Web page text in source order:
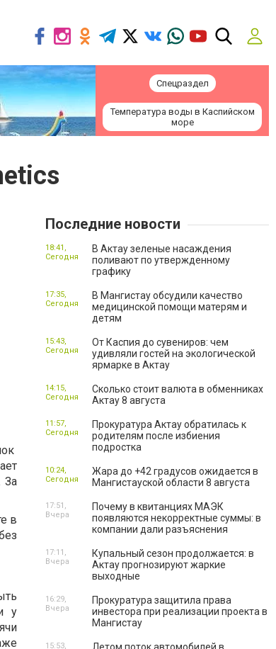
Спецраздел
Температура воды в Каспийском
море
За
в
у
Последние новости
В Актау зеленые насаждения
поливают по утвержденному
графику
18:41,
Сегодня
В Мангистау обсудили качество
медицинской помощи матерям и
детям
17:35,
Сегодня
От Каспия до сувениров: чем
удивляли гостей на экологической
ярмарке в Актау
15:43,
Сегодня
Сколько стоит валюта в обменниках
Актау 8 августа
14:15,
Сегодня
Прокуратура Актау обратилась к
родителям после избиения
подростка
11:57,
Сегодня
Жара до +42 градусов ожидается в
Мангистауской области 8 августа
10:24,
Сегодня
Почему в квитанциях МАЭК
появляются некорректные суммы: в
компании дали разъяснения
17:51,
Вчера
Купальный сезон продолжается: в
Актау прогнозируют жаркие
выходные
17:11,
Вчера
Прокуратура защитила права
инвестора при реализации проекта в
Мангистау
16:29,
Вчера
15:53,